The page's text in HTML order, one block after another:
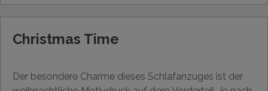
Christmas Time
Der besondere Charme dieses Schlafanzuges ist der